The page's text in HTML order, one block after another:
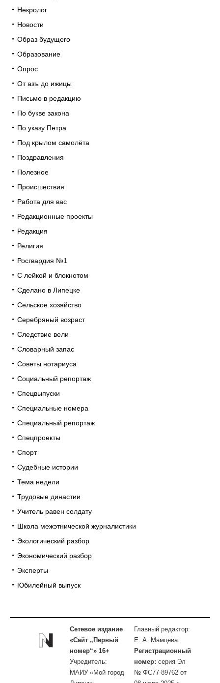
Некролог
Новости
Образ будущего
Образование
Опрос
От азъ до ижицы
Письмо в редакцию
По букве закона
По указу Петра
Под крылом самолёта
Поздравления
Полезное
Происшествия
Работа для вас
Редакционные проекты
Редакция
Религия
Росгвардия №1
С лейкой и блокнотом
Сделано в Липецке
Сельское хозяйство
Серебряный возраст
Следствие вели
Словарный запас
Советы нотариуса
Социальный репортаж
Спецвыпуски
Специальные номера
Специальный репортаж
Спецпроекты
Спорт
Судебные истории
Тема недели
Трудовые династии
Учитель равен солдату
Школа межэтнической журналистики
Экологический разбор
Экономический разбор
Эксперты
Юбилейный выпуск
Сетевое издание
«Сайт „Первый
номер“» 16+
Учредитель:
МАИУ «Мой город
Главный редактор:
Е. А. Мамцева
Регистрационный
номер: серия Эл
№ ФС77-89762 от